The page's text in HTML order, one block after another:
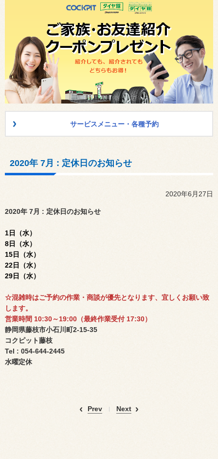
サービスメニュー・各種予約
2020年 7月 : 定休日のお知らせ
2020年6月27日
2020年 7月 : 定休日のお知らせ
1日（水）
8日（水）
15日（水）
22日（水）
29日（水）
☆混雑時はご予約の作業・商談が優先となります、宜しくお願い致
します。
営業時間 10:30～19:00（最終作業受付 17:30）
静岡県藤枝市小石川町2-15-35
コクピット藤枝
Tel : 054-644-2445
水曜定休
Prev Next